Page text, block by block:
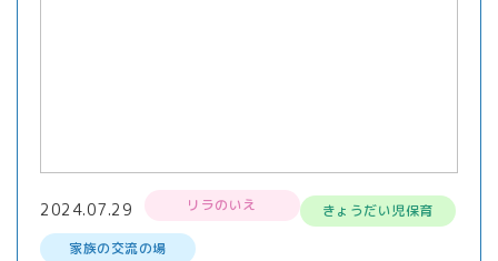
2024.07.29 リラのいえ
きょうだい児保育
家族の交流の場